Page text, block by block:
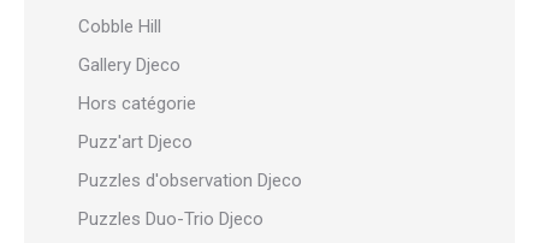
Cobble Hill
Gallery Djeco
Hors catégorie
Puzz'art Djeco
Puzzles d'observation Djeco
Puzzles Duo-Trio Djeco